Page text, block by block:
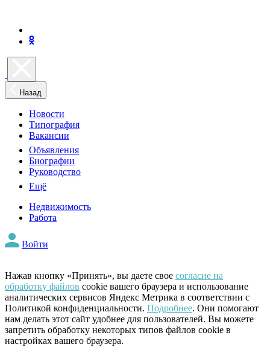
Назад
Новости
Типография
Вакансии
Объявления
Биографии
Руководство
Ещё
Недвижимость
Работа
Войти
Нажав кнопку «Принять», вы даете свое согласие на
обработку файлов cookie вашего браузера и использование
аналитических сервисов Яндекс Метрика в соответствии с
Политикой конфиденциальности. Подробнее. Они помогают
нам делать этот сайт удобнее для пользователей. Вы можете
запретить обработку некоторых типов файлов cookie в
настройках вашего браузера.